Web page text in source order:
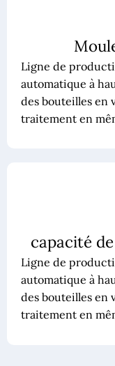
Ligne de
automatique à
des bouteilles en
traitement en
capacité
Ligne de
automatique à
des bouteilles en
traitement en